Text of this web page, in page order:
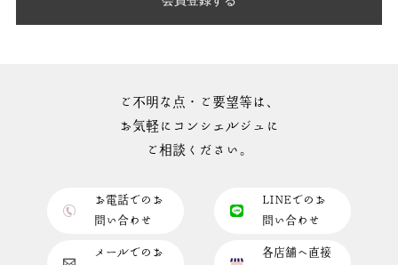
ご不明な点・ご要望等は、
お気軽にコンシェルジュに
ご相談ください。
お電話でのお
問い合わせ
LINEでのお
問い合わせ
メールでのお
各店舗へ直接